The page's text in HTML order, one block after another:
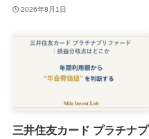
2026年8月1日
三井住友カード プラチナプ